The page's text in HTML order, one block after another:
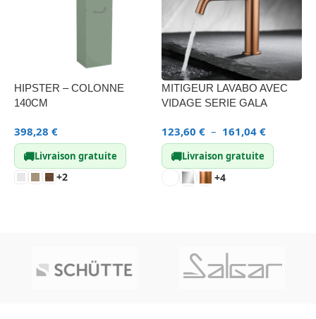
HIPSTER – COLONNE
140CM
398,28 €
🚚Livraison gratuite
+2
MITIGEUR LAVABO AVEC
VIDAGE SERIE GALA
123,60 € – 161,04 €
🚚Livraison gratuite
+4